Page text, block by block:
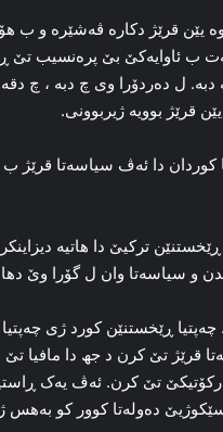
یێن قرێژ دکاره‌ ڤه‌شێره‌ و ب
ب ئاوایه‌کێ بێ پره‌نسیب
دبه‌. ل ده‌ردۆرا وی چ دبه‌ ، چ
قرێژ بوویه‌ ژیربوونی.
کوردان دا ئه‌ڤ سیاسه‌تا قرێژ
ترکیێ دا هاتیه‌
و سیاسه‌تا وان ل گۆرا وێ
ڕێخستنێن کورد ژی
قرێژ تێ کرن د جھ دا مافیا تێ
تێ کرن. ئه‌ڤ یه‌ک
ده‌وله‌تا کوور کو به‌هس